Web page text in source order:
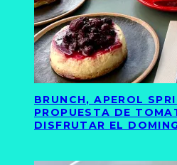
BRUNCH, APEROL
PROPUESTA DE
DISFRUTAR EL